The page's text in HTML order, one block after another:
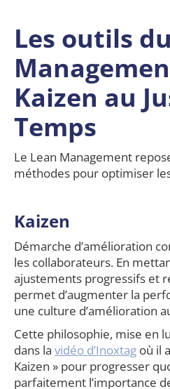
Les outils
Kaizen au
Temps
Le Lean Management
méthodes pour optimiser
Kaizen
Démarche d’amélioration
les collaborateurs. En
ajustements progressifs et
permet d’augmenter la
une culture d’amélioration
Cette philosophie, mise en
dans la vidéo d’Inoxtag où il
Kaizen » pour progresser
parfaitement l’importance